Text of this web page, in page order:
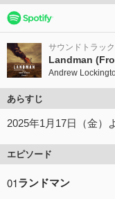
サウンドトラック
Andrew
あらすじ
2025年1月17日（金）
エピソード
01ランドマン